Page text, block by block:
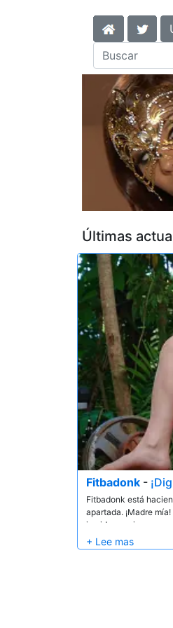
Últimas
Fitbadonk -
Fitbadonk está
apartada. ¡Madre
impide seguir con sus
que ella se divierta
vagina empapada y